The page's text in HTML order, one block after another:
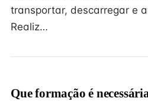
transportar, descarregar e
Realiz…
Que formação é